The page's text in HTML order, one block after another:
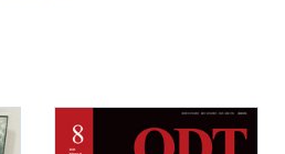
著者一覧